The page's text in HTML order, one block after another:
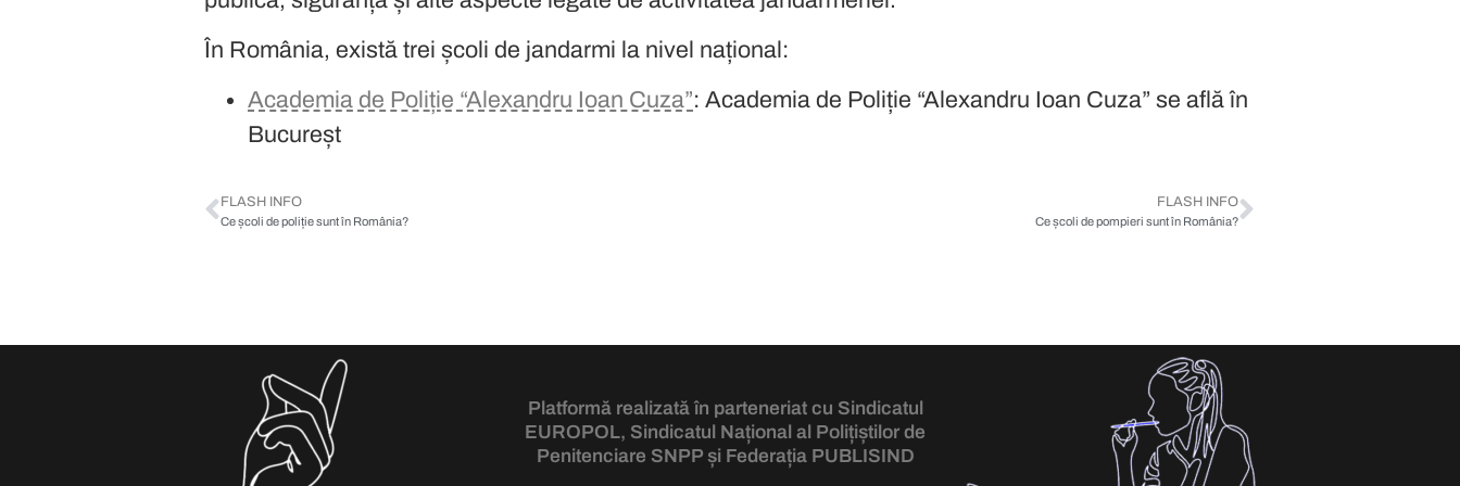
În România, există trei școli de jandarmi la nivel național:
Academia de Poliție “Alexandru Ioan Cuza”: Academia de Poliție “Alexandru Ioan Cuza” se află în
București și este o instituți
FLASH INFO
Ce școli de poliție sunt în România?
FLASH INFO
Ce școli de pompieri sunt în România?
Platformă realizată în parteneriat cu Sindicatul
EUROPOL, Sindicatul Național al Polițiștilor de
Penitenciare SNPPși Federația PUBLISIND